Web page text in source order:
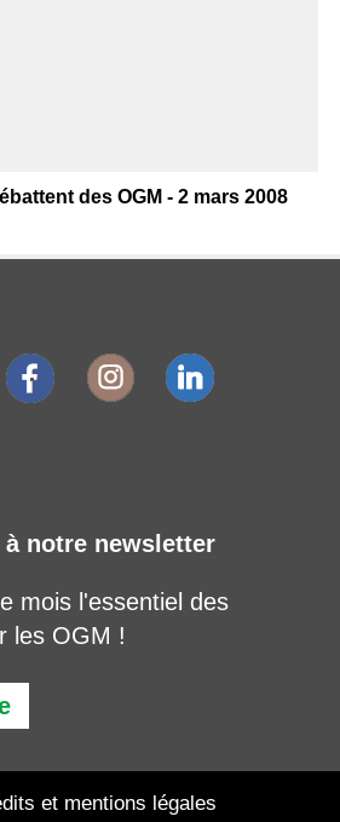
des OGM - 2 mars 2008
à notre newsletter
mois l'essentiel des
les OGM !
et mentions légales